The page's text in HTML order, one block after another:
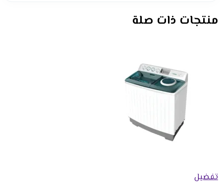
منتجات ذات صلة
تفضيل